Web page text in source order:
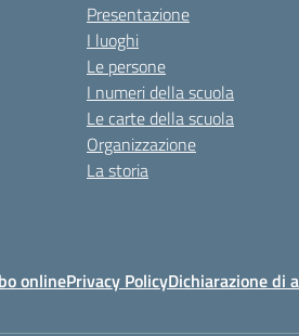
Presentazione
I luoghi
Le persone
I numeri della scuola
Le carte della scuola
Organizzazione
La storia
onlinePrivacy PolicyDichiarazione di